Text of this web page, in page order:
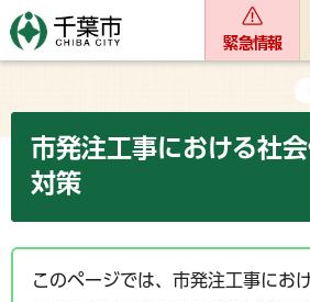
緊急情報
市発注工事における社
対策
このページでは、市発注工事にお